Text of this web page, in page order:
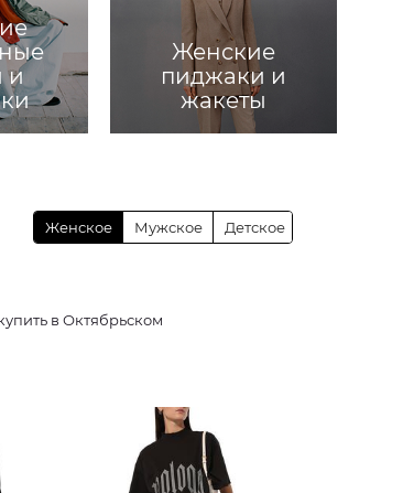
и
Женские
пиджаки и
жакеты
Женское Мужское Детское
купить в Октябрьском